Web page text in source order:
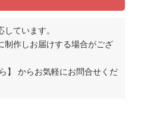
ています。
制作しお届けする場合がござ
】
からお気軽にお問合せくだ